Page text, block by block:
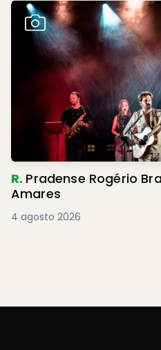
R. Pradense Rogério
Amares
4 agosto 2026